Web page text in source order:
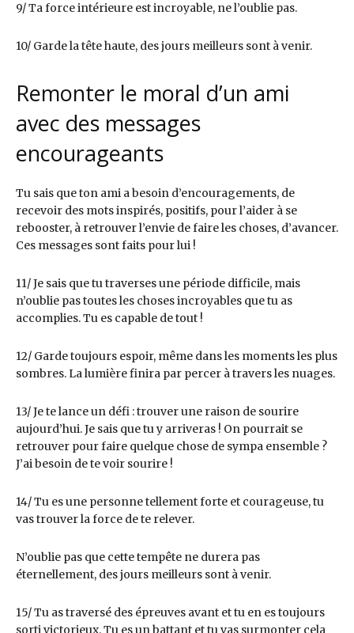
9/ Ta force intérieure est incroyable, ne l’oublie pas.
10/ Garde la tête haute, des jours meilleurs sont à venir.
Remonter le moral d’un ami
avec des messages
encourageants
Tu sais que ton ami a besoin d’encouragements, de
recevoir des mots inspirés, positifs, pour l’aider à se
rebooster, à retrouver l’envie de faire les choses, d’avancer.
Ces messages sont faits pour lui !
11/ Je sais que tu traverses une période difficile, mais
n’oublie pas toutes les choses incroyables que tu as
accomplies. Tu es capable de tout !
12/ Garde toujours espoir, même dans les moments les plus
sombres. La lumière finira par percer à travers les nuages.
13/ Je te lance un défi : trouver une raison de sourire
aujourd’hui. Je sais que tu y arriveras ! On pourrait se
retrouver pour faire quelque chose de sympa ensemble ?
J’ai besoin de te voir sourire !
14/ Tu es une personne tellement forte et courageuse, tu
vas trouver la force de te relever.
N’oublie pas que cette tempête ne durera pas
éternellement, des jours meilleurs sont à venir.
15/ Tu as traversé des épreuves avant et tu en es toujours
sorti victorieux. Tu es un battant et tu vas surmonter cela